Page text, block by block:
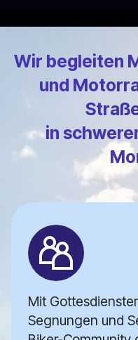
Wir begleiten
und
in
Mit
Segnungen und